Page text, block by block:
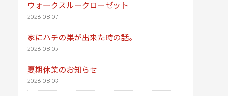
ウォークスルークローゼット
2026-08-07
家にハチの巣が出来た時の話。
2026-08-05
夏期休業のお知らせ
2026-08-03